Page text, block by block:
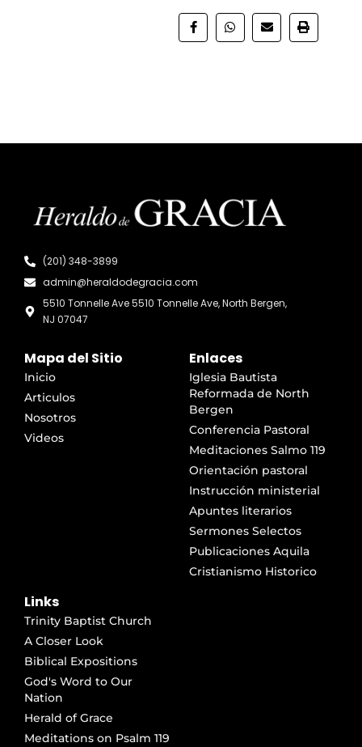
(201) 348-3899
admin@heraldodegracia.com
5510 Tonnelle Ave 5510 Tonnelle Ave, North Bergen,
NJ 07047
Mapa del Sitio
Inicio
Articulos
Nosotros
Videos
Enlaces
Iglesia Bautista
Reformada de North
Bergen
Conferencia Pastoral
Meditaciones Salmo 119
Orientación pastoral
Instrucción ministerial
Apuntes literarios
Sermones Selectos
Publicaciones Aquila
Cristianismo Historico
Links
Trinity Baptist Church
A Closer Look
Biblical Expositions
God's Word to Our
Nation
Herald of Grace
Meditations on Psalm 119